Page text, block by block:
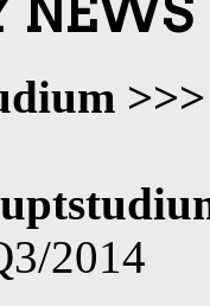
NEWS
>>>
2014